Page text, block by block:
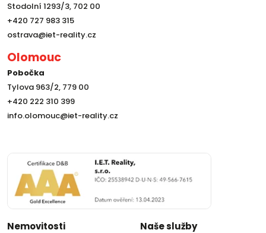
Stodolní 1293/3, 702 00
+420 727 983 315
ostrava@iet-reality.cz
Olomouc
Pobočka
Tylova 963/2, 779 00
+420 222 310 399
info.olomouc@iet-reality.cz
Nemovitosti Naše služby